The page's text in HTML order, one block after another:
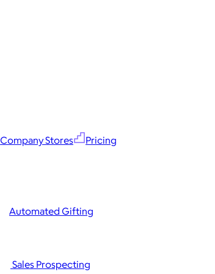
Company Stores Pricing
Sales Prospecting
Automated Gifting